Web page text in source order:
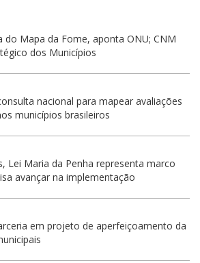
do Mapa da Fome, aponta ONU; CNM
dos Municípios
nacional para mapear avaliações
municípios brasileiros
Lei Maria da Penha representa marco
avançar na implementação
em projeto de aperfeiçoamento da